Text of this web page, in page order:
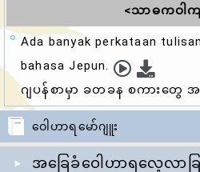
ဝေါဟာရမော်ဂျူး
အခြေခံဝေါဟာရလေ့လာခြ
<သာဓကဝါကျ
Ada banyak perkataan tulisan
bahasa Jepun.
ဂျပန်စာမှာ ခတခန စကားတွေ အ